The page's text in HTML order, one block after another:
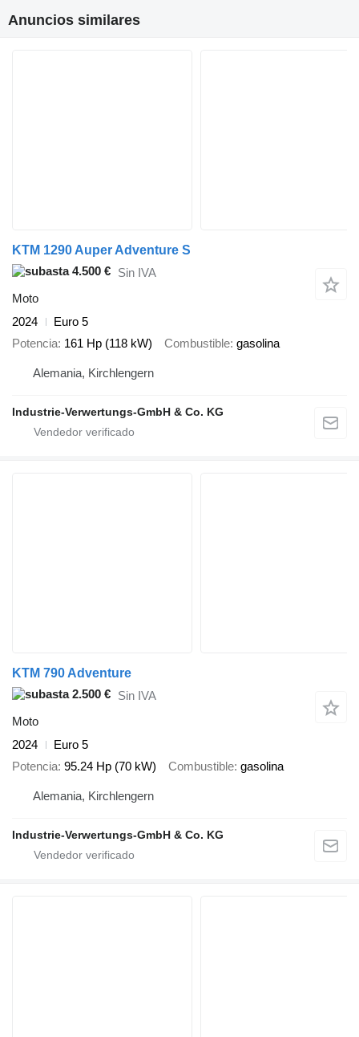
Anuncios similares
KTM 1290 Auper Adventure S
4.500 € Sin IVA
Moto
2024
Euro 5
Potencia 161 Hp (118 kW) Combustible gasolina
Alemania, Kirchlengern
Industrie-Verwertungs-GmbH & Co. KG
KTM 790 Adventure
2.500 € Sin IVA
Moto
2024
Euro 5
Potencia 95.24 Hp (70 kW) Combustible gasolina
Alemania, Kirchlengern
Industrie-Verwertungs-GmbH & Co. KG